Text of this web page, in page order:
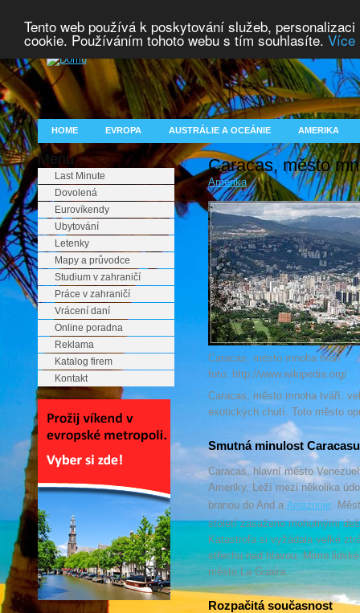
Tento web používá k poskytování služeb,
cookie. Používáním tohoto webu s tím souhlasíte. Více
HOME EVROPA AUSTRÁLIE A OCEÁNIE AMERIKA
Menu
Last Minute
Dovolená
Eurovíkendy
Ubytování
Letenky
Mapy a průvodce
Studium v zahraničí
Práce v zahraničí
Vrácení daní
Online poradna
Reklama
Katalog firem
Kontakt
Caracas, město
Amerika
Caracas, město mnoha tváří
foto: http://www.wikipedia.org/
Caracas, město mnoha tváří,
exotických chutí. Toto město
Smutná minulost Caracasu
Caracas, hlavní město
Ameriky. Leží mezi několika
branou do And a Amazonie.
století zasaženo mohutnými
Katastrofa si vyžádala velké
střechu nad hlavou. Mimo
město La Guaira.
Rozpačitá současnost